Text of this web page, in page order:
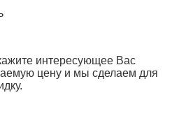
интересующее Вас
цену и мы сделаем для